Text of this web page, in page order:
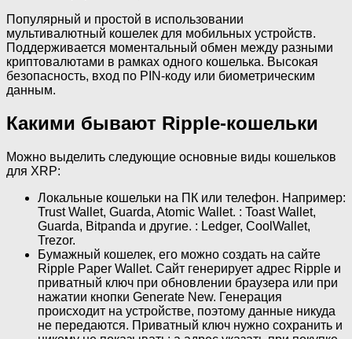
Популярный и простой в использовании
мультивалютный кошелек для мобильных устройств.
Поддерживается моментальный обмен между разными
криптовалютами в рамках одного кошелька. Высокая
безопасность, вход по PIN-коду или биометрическим
данным.
Какими бывают Ripple-кошельки
Можно выделить следующие основные виды кошельков
для XRP:
Локальные кошельки на ПК или телефон. Например:
Trust Wallet, Guarda, Atomic Wallet. : Toast Wallet,
Guarda, Bitpanda и другие. : Ledger, CoolWallet,
Trezor.
Бумажный кошелек, его можно создать на сайте
Ripple Paper Wallet. Сайт генерирует адрес Ripple и
приватный ключ при обновлении браузера или при
нажатии кнопки Generate New. Генерация
происходит на устройстве, поэтому данные никуда
не передаются. Приватный ключ нужно сохранить и